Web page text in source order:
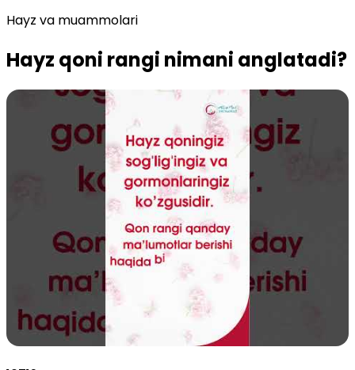
Hayz va muammolari
Hayz qoni rangi nimani anglatadi?